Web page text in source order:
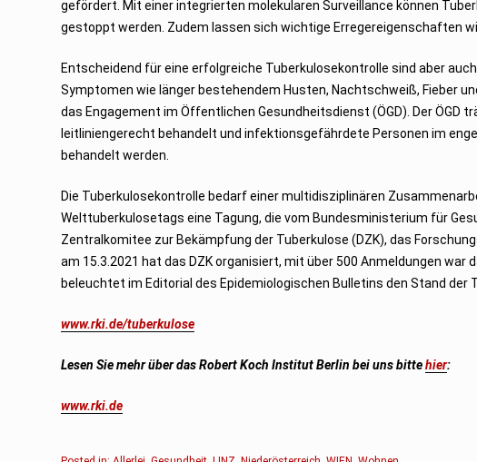
gefördert. Mit einer integrierten molekularen Surveillance können
gestoppt werden. Zudem lassen sich wichtige Erregereigenschaften
Entscheidend für eine erfolgreiche Tuberkulosekontrolle sind aber
Symptomen wie länger bestehendem Husten, Nachtschweiß, Fieber
das Engagement im Öffentlichen Gesundheitsdienst (ÖGD). Der
leitliniengerecht behandelt und infektionsgefährdete Personen im
behandelt werden.
Die Tuberkulosekontrolle bedarf einer multidisziplinären
Welttuberkulosetags eine Tagung, die vom Bundesministerium für
Zentralkomitee zur Bekämpfung der Tuberkulose (DZK), das
am 15.3.2021 hat das DZK organisiert, mit über 500 Anmeldungen
beleuchtet im Editorial des Epidemiologischen Bulletins den Stand der
www.rki.de/tuberkulose
Lesen Sie mehr über das Robert Koch Institut Berlin bei uns bittehier:
www.rki.de